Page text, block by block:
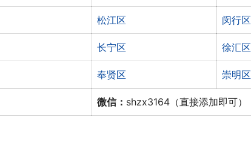
松江区 闵行区
长宁区 徐汇区
奉贤区 崇明区
微信： shzx3164（直接添加即可）